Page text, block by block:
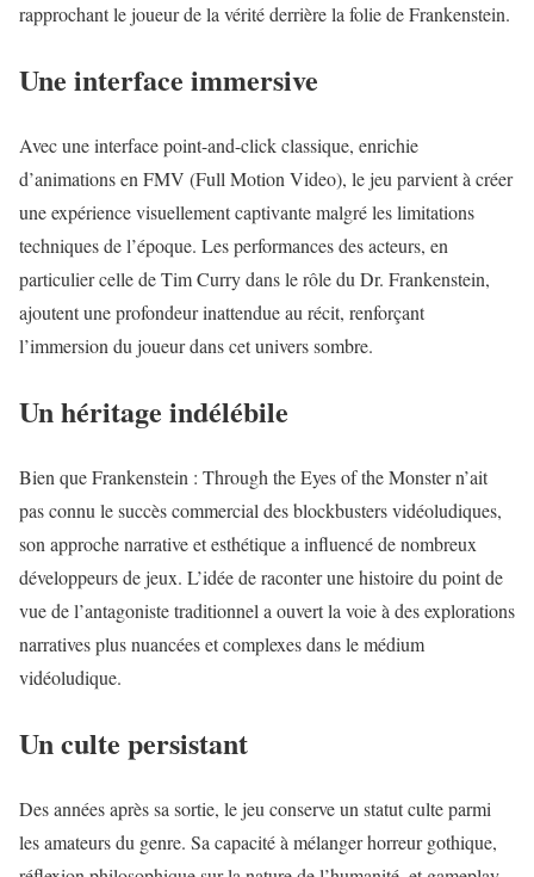
rapprochant le joueur de la vérité derrière la folie de Frankenstein.
Une interface immersive
Avec une interface point-and-click classique, enrichie
d’animations en FMV (Full Motion Video), le jeu parvient à créer
une expérience visuellement captivante malgré les limitations
techniques de l’époque. Les performances des acteurs, en
particulier celle de Tim Curry dans le rôle du Dr. Frankenstein,
ajoutent une profondeur inattendue au récit, renforçant
l’immersion du joueur dans cet univers sombre.
Un héritage indélébile
Bien que Frankenstein : Through the Eyes of the Monster n’ait
pas connu le succès commercial des blockbusters vidéoludiques,
son approche narrative et esthétique a influencé de nombreux
développeurs de jeux. L’idée de raconter une histoire du point de
vue de l’antagoniste traditionnel a ouvert la voie à des explorations
narratives plus nuancées et complexes dans le médium
vidéoludique.
Un culte persistant
Des années après sa sortie, le jeu conserve un statut culte parmi
les amateurs du genre. Sa capacité à mélanger horreur gothique,